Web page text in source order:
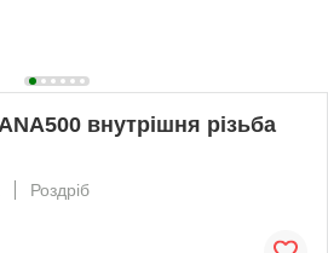
внутрішня різьба
Роздріб